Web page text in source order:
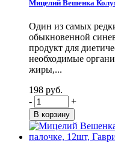
Мицелий Вешенка
Один из самых
обыкновенной
продукт для
необходимые
жиры,...
198 руб.
-
+